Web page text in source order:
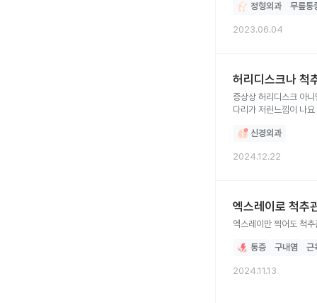
힘이 끝까지 전달이 안
정형외과 무릎통
2023.06.04
허리디스크나 척
증상상 허리디스크 아니면 척추관협착증 같은데요 1달전까지만해
다리가 저린느낌이 나
신경외과
2024.12.22
엑스레이로 척추
엑스레이만 찍어도 척
통증 구내염 근
2024.11.13